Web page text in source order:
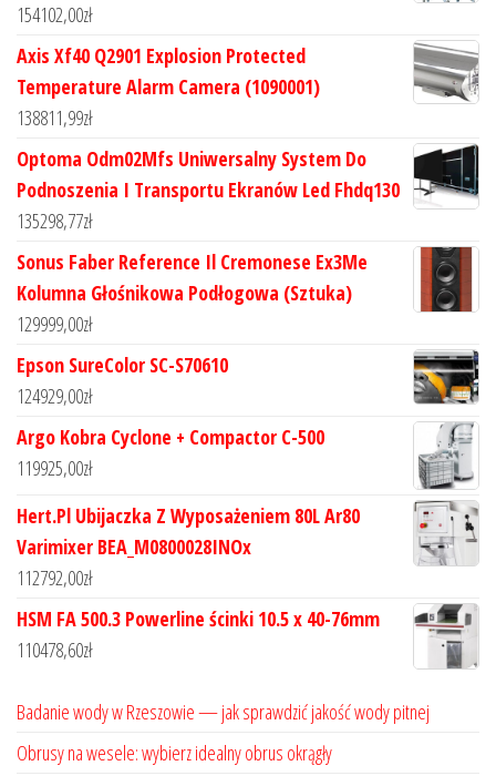
154102,00zł
Axis Xf40 Q2901 Explosion Protected
Temperature Alarm Camera (1090001)
138811,99zł
Optoma Odm02Mfs Uniwersalny System Do
Podnoszenia I Transportu Ekranów Led Fhdq130
135298,77zł
Sonus Faber Reference Il Cremonese Ex3Me
Kolumna Głośnikowa Podłogowa (Sztuka)
129999,00zł
Epson SureColor SC-S70610
124929,00zł
Argo Kobra Cyclone + Compactor C-500
119925,00zł
Hert.Pl Ubijaczka Z Wyposażeniem 80L Ar80
Varimixer BEA_M0800028INOx
112792,00zł
HSM FA 500.3 Powerline ścinki 10.5 x 40-76mm
110478,60zł
Badanie wody w Rzeszowie — jak sprawdzić jakość wody pitnej
Obrusy na wesele: wybierz idealny obrus okrągły